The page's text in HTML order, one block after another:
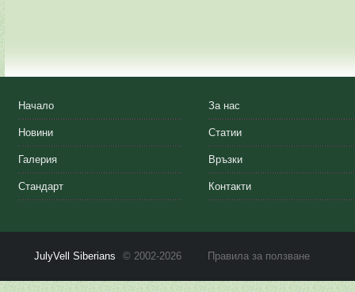
Начало
Новини
Галерия
Стандарт
За нас
Статии
Връзки
Контакти
JulyVell Siberians © 2002-2026 Правила за ползване